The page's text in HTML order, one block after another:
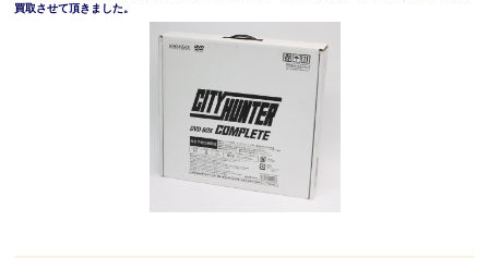
買取させて頂きました。